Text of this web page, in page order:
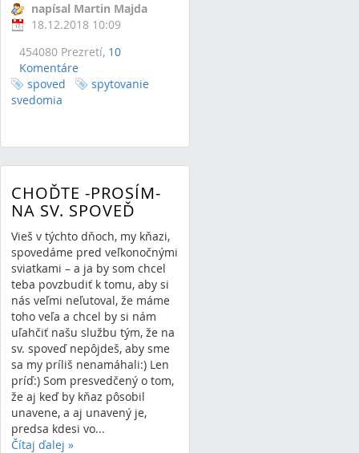
napísal Martin Majda
18.12.2018 10:09
454080 Prezretí, 10
Komentáre
spoved
spytovanie
svedomia
CHOĎTE -PROSÍM-
NA SV. SPOVEĎ
Vieš v týchto dňoch, my kňazi,
spovedáme pred veľkonočnými
sviatkami – a ja by som chcel
teba povzbudiť k tomu, aby si
nás veľmi neľutoval, že máme
toho veľa a chcel by si nám
uľahčiť našu službu tým, že na
sv. spoveď nepôjdeš, aby sme
sa my príliš nenamáhali:) Len
príď:) Som presvedčený o tom,
že aj keď by kňaz pôsobil
unavene, a aj unavený je,
predsa kdesi vo...
Čítaj ďalej »